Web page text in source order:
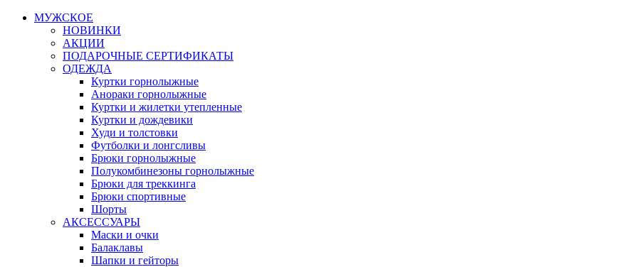
МУЖСКОЕ
НОВИНКИ
АКЦИИ
ПОДАРОЧНЫЕ СЕРТИФИКАТЫ
ОДЕЖДА
Куртки горнолыжные
Анораки горнолыжные
Куртки и жилетки утепленные
Куртки и дождевики
Худи и толстовки
Футболки и лонгсливы
Брюки горнолыжные
Полукомбинезоны горнолыжные
Брюки для треккинга
Брюки спортивные
Шорты
АКСЕССУАРЫ
Маски и очки
Балаклавы
Шапки и гейторы